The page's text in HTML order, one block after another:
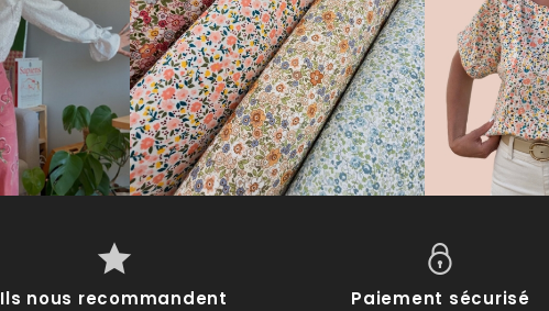
Ils nous recommandent Paiement sécurisé